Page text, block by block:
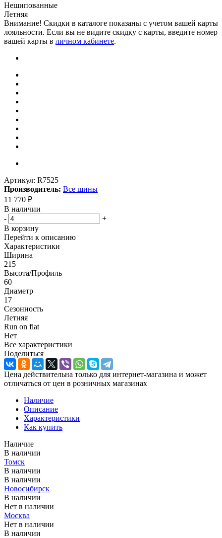
Нешипованные
Летняя
Внимание! Скидки в каталоге показаны с учетом вашей карты
лояльности. Если вы не видите скидку с карты, введите номер
вашей карты в личном кабинете.
Артикул: R7525
Производитель: Все шины
11 770 ₽
В наличии
-
+
В корзину
Перейти к описанию
Характеристики
Ширина
215
Высота/Профиль
60
Диаметр
17
Сезонность
Летняя
Run on flat
Нет
Все характеристики
Поделиться
Цена действительна только для интернет-магазина и может
отличаться от цен в розничных магазинах
Наличие
Описание
Характеристики
Как купить
Наличие
В наличии
Томск
В наличии
В наличии
Новосибирск
В наличии
Нет в наличии
Москва
Нет в наличии
В наличии